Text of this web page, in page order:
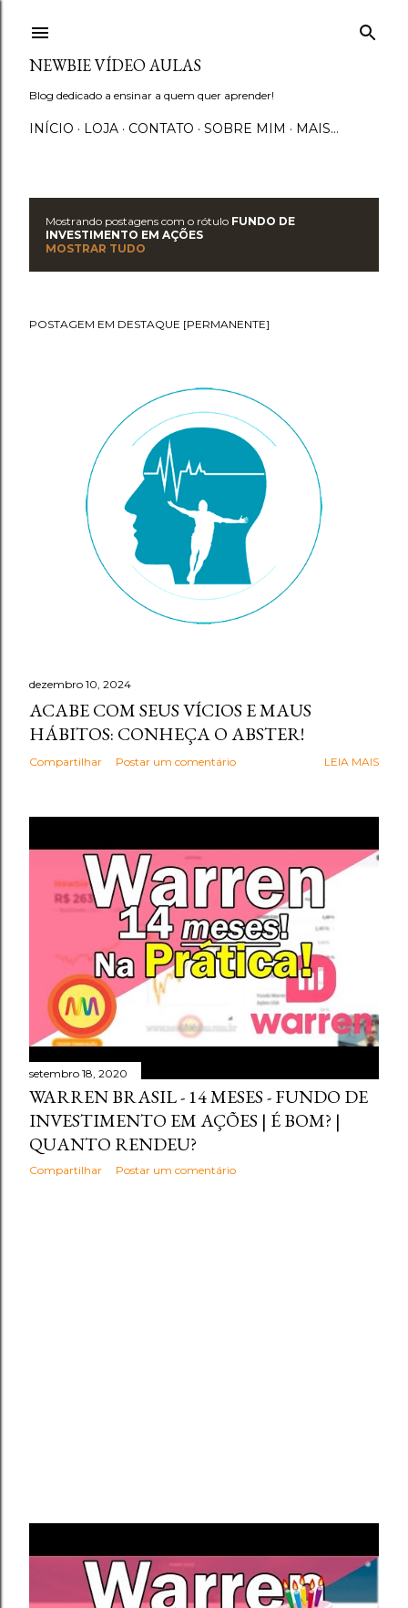
NEWBIE VÍDEO AULAS
Blog dedicado a ensinar a quem quer aprender!
INÍCIO LOJA CONTATO SOBRE MIM MAIS…
o
Mostrando postagens com o rótulo FUNDO DE
INVESTIMENTO EM AÇÕES
MOSTRAR TUDO
POSTAGEM EM DESTAQUE [PERMANENTE]
dezembro 10, 2024
ACABE COM SEUS VÍCIOS E MAUS
HÁBITOS: CONHEÇA O ABSTER!
Compartilhar Postar um comentário LEIA MAIS
setembro 18, 2020
WARREN BRASIL - 14 MESES - FUNDO DE
INVESTIMENTO EM AÇÕES | É BOM? |
QUANTO RENDEU?
Compartilhar Postar um comentário